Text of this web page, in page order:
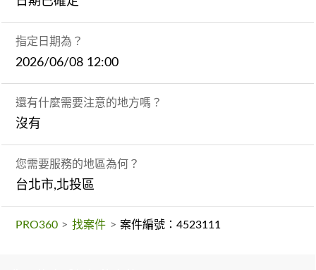
指定日期為？
2026/06/08 12:00
還有什麼需要注意的地方嗎？
沒有
您需要服務的地區為何？
台北市,北投區
PRO360 > 找案件 > 案件編號：4523111